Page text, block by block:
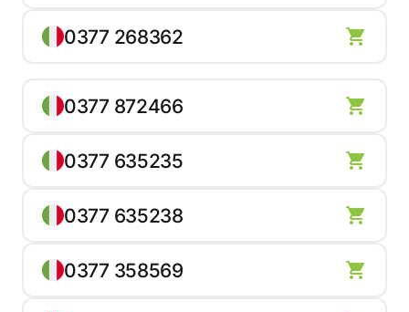
0377 268362
0377 872466
0377 635235
0377 635238
0377 358569